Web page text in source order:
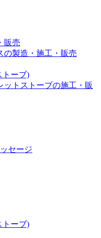
販売
の製造・施工・販売
トーブ)
ットストーブの施工・販
セージ
トーブ)